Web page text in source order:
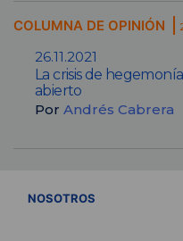
COLUMNA DE OPINIÓN
26.11.2021
La crisis de
abierto
Por Andrés Cabrera
NOSOTROS